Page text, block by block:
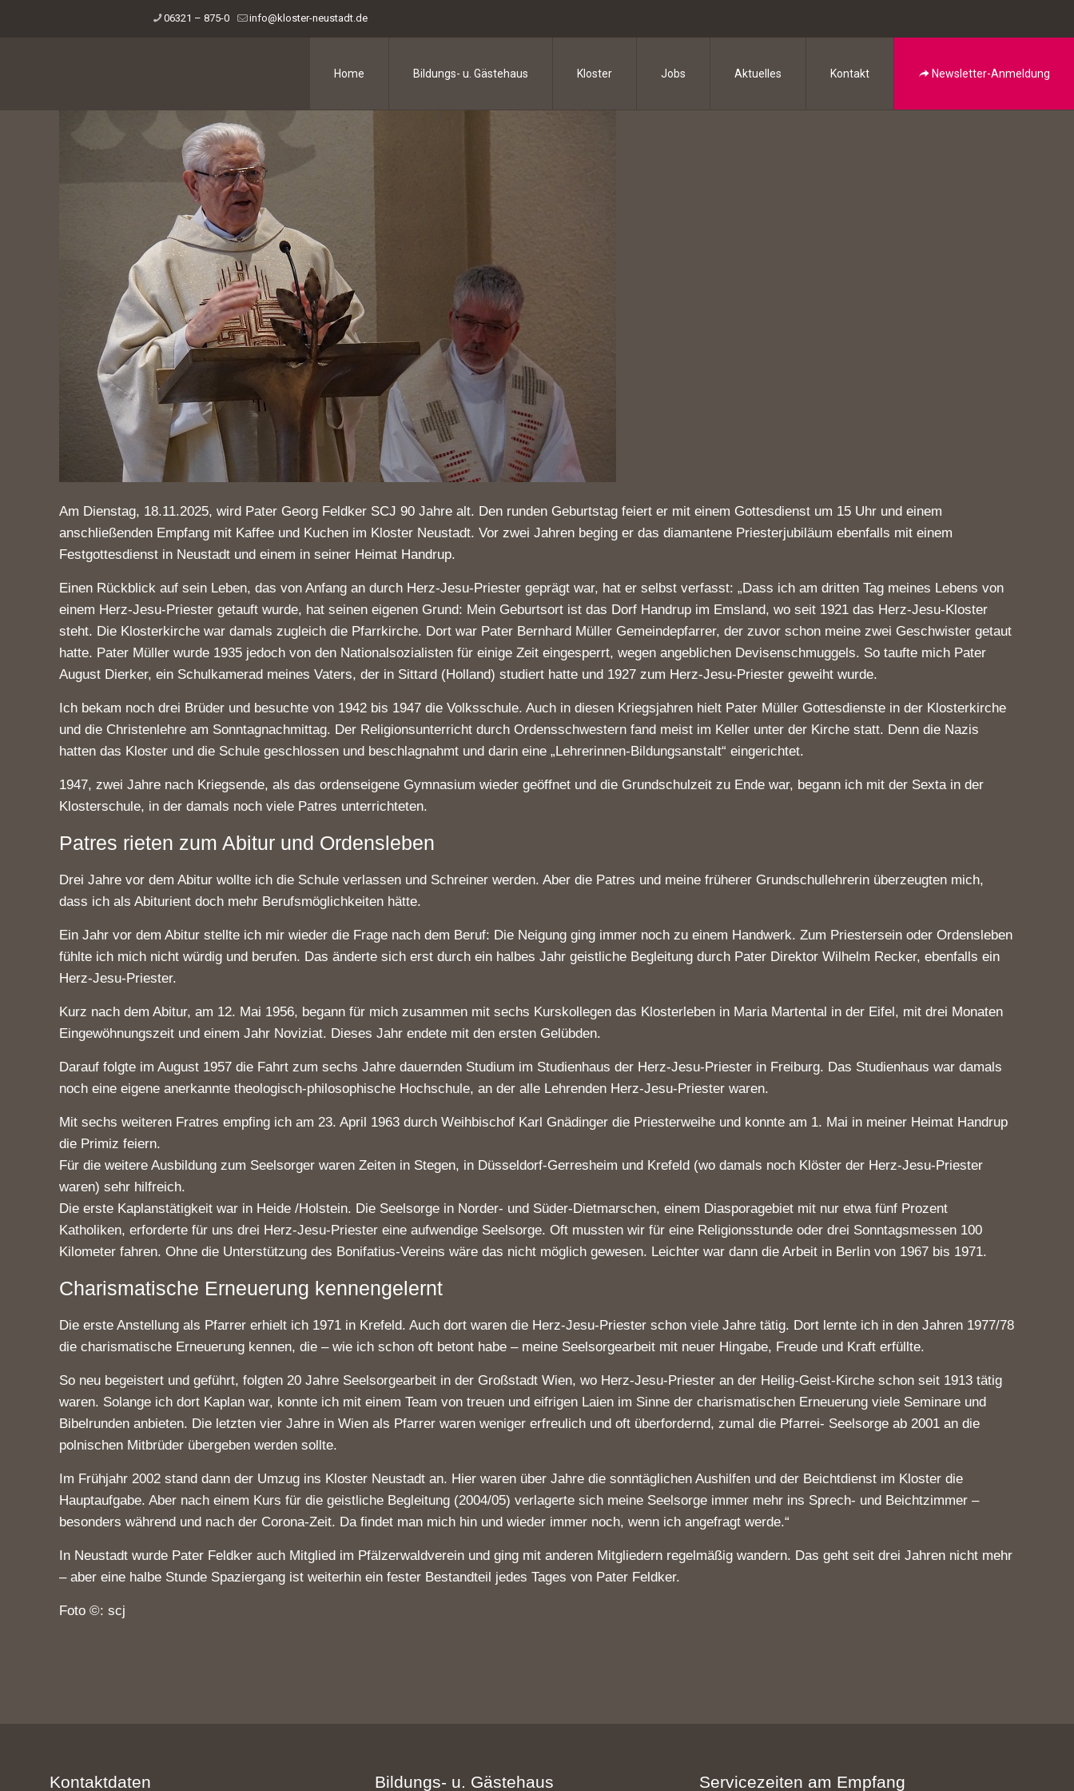
06321 – 875-0 info@kloster-neustadt.de
Home Bildungs- u. Gästehaus Kloster Jobs Aktuelles Kontakt Newsletter-Anmeldung
Am Dienstag, 18.11.2025, wird Pater Georg Feldker SCJ 90 Jahre alt. Den runden Geburtstag feiert er mit einem Gottesdienst um 15 Uhr und einem
anschließenden Empfang mit Kaffee und Kuchen im Kloster Neustadt. Vor zwei Jahren beging er das diamantene Priesterjubiläum ebenfalls mit einem
Festgottesdienst in Neustadt und einem in seiner Heimat Handrup.
Einen Rückblick auf sein Leben, das von Anfang an durch Herz-Jesu-Priester geprägt war, hat er selbst verfasst: „Dass ich am dritten Tag meines Lebens von
einem Herz-Jesu-Priester getauft wurde, hat seinen eigenen Grund: Mein Geburtsort ist das Dorf Handrup im Emsland, wo seit 1921 das Herz-Jesu-Kloster
steht. Die Klosterkirche war damals zugleich die Pfarrkirche. Dort war Pater Bernhard Müller Gemeindepfarrer, der zuvor schon meine zwei Geschwister getaut
hatte. Pater Müller wurde 1935 jedoch von den Nationalsozialisten für einige Zeit eingesperrt, wegen angeblichen Devisenschmuggels. So taufte mich Pater
August Dierker, ein Schulkamerad meines Vaters, der in Sittard (Holland) studiert hatte und 1927 zum Herz-Jesu-Priester geweiht wurde.
Ich bekam noch drei Brüder und besuchte von 1942 bis 1947 die Volksschule. Auch in diesen Kriegsjahren hielt Pater Müller Gottesdienste in der Klosterkirche
und die Christenlehre am Sonntagnachmittag. Der Religionsunterricht durch Ordensschwestern fand meist im Keller unter der Kirche statt. Denn die Nazis
hatten das Kloster und die Schule geschlossen und beschlagnahmt und darin eine „Lehrerinnen-Bildungsanstalt“ eingerichtet.
1947, zwei Jahre nach Kriegsende, als das ordenseigene Gymnasium wieder geöffnet und die Grundschulzeit zu Ende war, begann ich mit der Sexta in der
Klosterschule, in der damals noch viele Patres unterrichteten.
Patres rieten zum Abitur und Ordensleben
Drei Jahre vor dem Abitur wollte ich die Schule verlassen und Schreiner werden. Aber die Patres und meine früherer Grundschullehrerin überzeugten mich,
dass ich als Abiturient doch mehr Berufsmöglichkeiten hätte.
Ein Jahr vor dem Abitur stellte ich mir wieder die Frage nach dem Beruf: Die Neigung ging immer noch zu einem Handwerk. Zum Priestersein oder Ordensleben
fühlte ich mich nicht würdig und berufen. Das änderte sich erst durch ein halbes Jahr geistliche Begleitung durch Pater Direktor Wilhelm Recker, ebenfalls ein
Herz-Jesu-Priester.
Kurz nach dem Abitur, am 12. Mai 1956, begann für mich zusammen mit sechs Kurskollegen das Klosterleben in Maria Martental in der Eifel, mit drei Monaten
Eingewöhnungszeit und einem Jahr Noviziat. Dieses Jahr endete mit den ersten Gelübden.
Darauf folgte im August 1957 die Fahrt zum sechs Jahre dauernden Studium im Studienhaus der Herz-Jesu-Priester in Freiburg. Das Studienhaus war damals
noch eine eigene anerkannte theologisch-philosophische Hochschule, an der alle Lehrenden Herz-Jesu-Priester waren.
Mit sechs weiteren Fratres empfing ich am 23. April 1963 durch Weihbischof Karl Gnädinger die Priesterweihe und konnte am 1. Mai in meiner Heimat Handrup
die Primiz feiern.
Für die weitere Ausbildung zum Seelsorger waren Zeiten in Stegen, in Düsseldorf-Gerresheim und Krefeld (wo damals noch Klöster der Herz-Jesu-Priester
waren) sehr hilfreich.
Die erste Kaplanstätigkeit war in Heide /Holstein. Die Seelsorge in Norder- und Süder-Dietmarschen, einem Diasporagebiet mit nur etwa fünf Prozent
Katholiken, erforderte für uns drei Herz-Jesu-Priester eine aufwendige Seelsorge. Oft mussten wir für eine Religionsstunde oder drei Sonntagsmessen 100
Kilometer fahren. Ohne die Unterstützung des Bonifatius-Vereins wäre das nicht möglich gewesen. Leichter war dann die Arbeit in Berlin von 1967 bis 1971.
Charismatische Erneuerung kennengelernt
Die erste Anstellung als Pfarrer erhielt ich 1971 in Krefeld. Auch dort waren die Herz-Jesu-Priester schon viele Jahre tätig. Dort lernte ich in den Jahren 1977/78
die charismatische Erneuerung kennen, die – wie ich schon oft betont habe – meine Seelsorgearbeit mit neuer Hingabe, Freude und Kraft erfüllte.
So neu begeistert und geführt, folgten 20 Jahre Seelsorgearbeit in der Großstadt Wien, wo Herz-Jesu-Priester an der Heilig-Geist-Kirche schon seit 1913 tätig
waren. Solange ich dort Kaplan war, konnte ich mit einem Team von treuen und eifrigen Laien im Sinne der charismatischen Erneuerung viele Seminare und
Bibelrunden anbieten. Die letzten vier Jahre in Wien als Pfarrer waren weniger erfreulich und oft überfordernd, zumal die Pfarrei- Seelsorge ab 2001 an die
polnischen Mitbrüder übergeben werden sollte.
Im Frühjahr 2002 stand dann der Umzug ins Kloster Neustadt an. Hier waren über Jahre die sonntäglichen Aushilfen und der Beichtdienst im Kloster die
Hauptaufgabe. Aber nach einem Kurs für die geistliche Begleitung (2004/05) verlagerte sich meine Seelsorge immer mehr ins Sprech- und Beichtzimmer –
besonders während und nach der Corona-Zeit. Da findet man mich hin und wieder immer noch, wenn ich angefragt werde.“
In Neustadt wurde Pater Feldker auch Mitglied im Pfälzerwaldverein und ging mit anderen Mitgliedern regelmäßig wandern. Das geht seit drei Jahren nicht mehr
– aber eine halbe Stunde Spaziergang ist weiterhin ein fester Bestandteil jedes Tages von Pater Feldker.
Foto ©: scj
Kontaktdaten Bildungs- u. Gästehaus Servicezeiten am Empfang